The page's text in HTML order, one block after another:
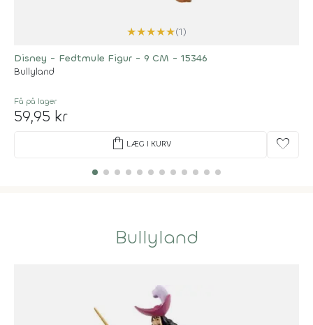
★★★★★(1)
Disney - Fedtmule Figur - 9 CM - 15346
Bullyland
Få på lager
59,95 kr
shopping_bag LÆG I KURV favorite
Bullyland